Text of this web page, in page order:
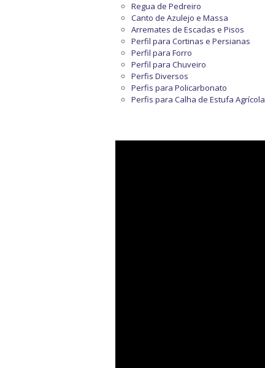
Regua de Pedreiro
Canto de Azulejo e Massa
Arremates de Escadas e Pisos
Perfil para Cortinas e Persianas
Perfil para Forro
Perfil para Chuveiro
Perfis Diversos
Perfis para Policarbonato
Perfis para Calha de Estufa Agrícola